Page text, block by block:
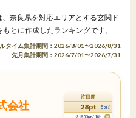
奈良県を対応エリアとする玄関ド
とに作成したランキングです。
タイム集計期間：2026/8/01〜2026/8/31
先月集計期間：2026/7/01〜2026/7/31
会社
注目度
28pt (5pt↓)
先月33pt / 1位